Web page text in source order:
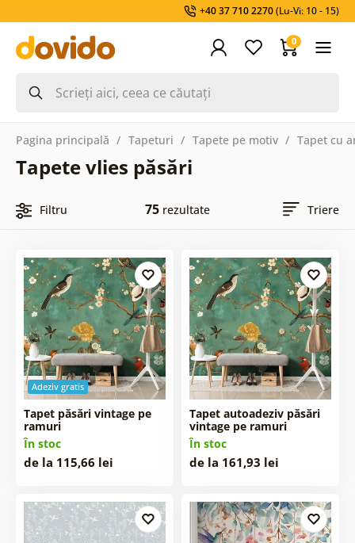
+40 37 710 2270(Lu-Vi: 10 - 15)
0
Pagina principală Tapeturi Tapete pe motiv Tapet cu
Tapete vlies păsări
Filtru 75 rezultate Triere
Adeziv gratis
Tapet păsări vintage pe
ramuri
În stoc
de la 115,66 lei
Tapet autoadeziv păsări
vintage pe ramuri
În stoc
de la 161,93 lei